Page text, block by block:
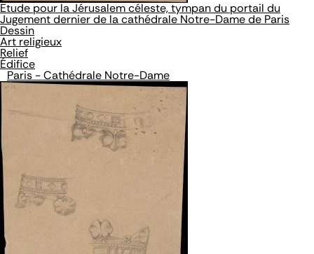
Etude pour la Jérusalem céleste, tympan du portail du
Jugement dernier de la cathédrale Notre-Dame de Paris
Dessin
Art religieux
Relief
Édifice
Paris - Cathédrale Notre-Dame